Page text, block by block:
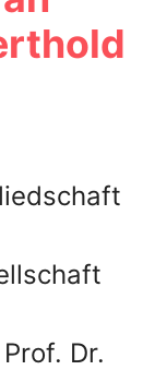
Dr.